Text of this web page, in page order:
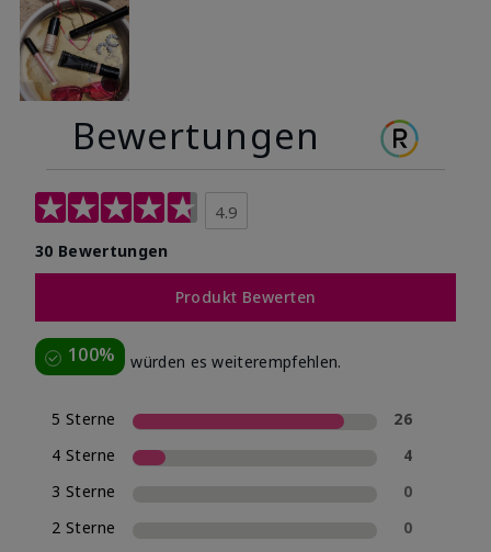
Bewertungen
4.9
30 Bewertungen
Produkt Bewerten
100% würden es weiterempfehlen.
5 Sterne
26
4 Sterne
4
3 Sterne
0
2 Sterne
0